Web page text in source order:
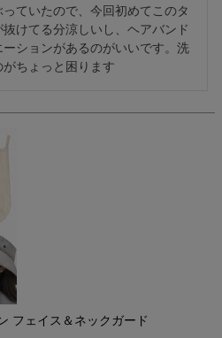
ていたので、今回初めてこのタ
けてる分涼しいし、ヘアバンド
ションがあるのがいいです。洗
ちょっと困ります
フェイス＆ネックガード